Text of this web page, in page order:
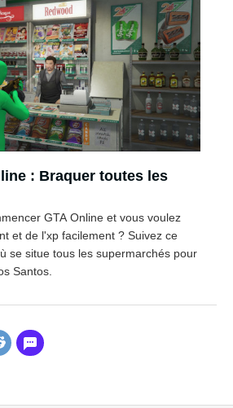
: Braquer toutes les
GTA Online et vous voulez
et de l'xp facilement ? Suivez ce
se situe tous les supermarchés pour
Santos.